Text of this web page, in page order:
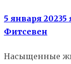
5 января 20235
Фитсевен
Насыщенные